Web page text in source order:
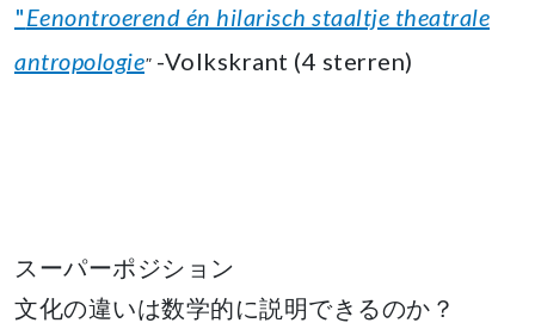
"Eenontroerend én hilarisch staaltje theatrale
antropologie" -Volkskrant (4 sterren)
スーパーポジション
文化の違いは数学的に説明できるのか？